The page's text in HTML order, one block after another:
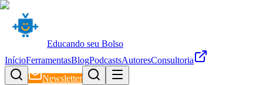
Educando seu Bolso
InícioFerramentasBlogPodcastsAutoresConsultoria
Newsletter